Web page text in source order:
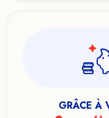
GRÂCE À